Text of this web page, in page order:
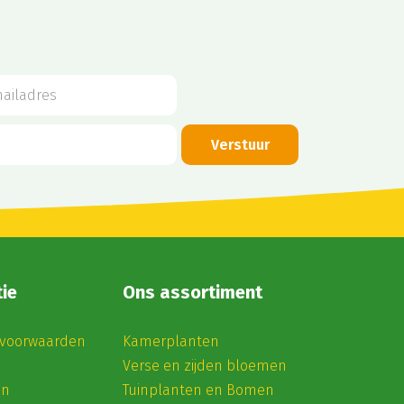
Ons assortiment
Kamerplanten
Verse en zijden bloemen
Tuinplanten en Bomen